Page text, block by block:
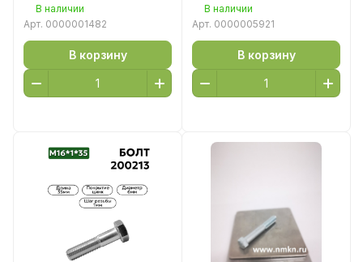
В наличии
Арт. 0000001482
В корзину
В наличии
Арт. 0000005921
В корзину